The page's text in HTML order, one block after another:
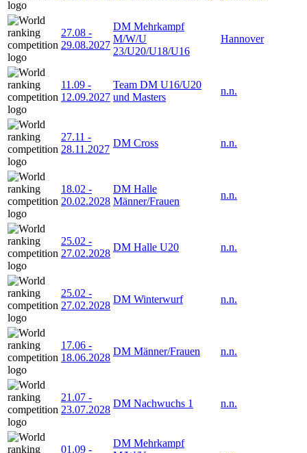
27.08 -
29.08.2027
DM Mehrkampf
M/W/U
23/U20/U18/U16
Hannover
11.09 -
12.09.2027
Team DM U16/U20
und Masters
n.n.
27.11 -
28.11.2027
DM Cross n.n.
18.02 -
20.02.2028
DM Halle
Männer/Frauen
n.n.
25.02 -
27.02.2028
DM Halle U20 n.n.
25.02 -
27.02.2028
DM Winterwurf n.n.
17.06 -
18.06.2028
DM Männer/Frauen n.n.
21.07 -
23.07.2028
DM Nachwuchs 1 n.n.
01.09 -
DM Mehrkampf